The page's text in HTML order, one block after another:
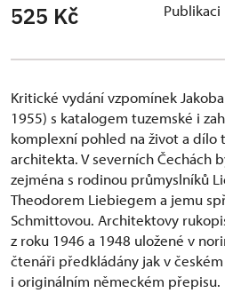
525 Kč
Kritické vydání vzpomínek
1955) s katalogem tuzemské i
komplexní pohled na život a dílo
architekta. V severních Čechách
zejména s rodinou průmyslníků
Theodorem Liebiegem a jemu
Schmittovou. Architektovy
z roku 1946 a 1948 uložené v
čtenáři předkládány jak v
i originálním německém přepisu.